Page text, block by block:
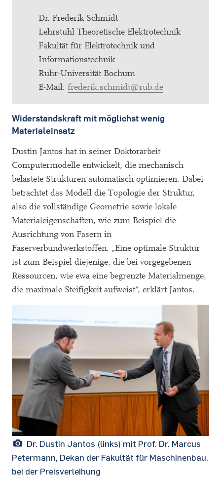
Dr. Frederik Schmidt
Lehrstuhl Theoretische Elektrotechnik
Fakultät für Elektrotechnik und
Informationstechnik
Ruhr-Universität Bochum
E-Mail: frederik.schmidt@rub.de
Widerstandskraft mit möglichst wenig
Materialeinsatz
Dustin Jantos hat in seiner Doktorarbeit
Computermodelle entwickelt, die mechanisch
belastete Strukturen automatisch optimieren. Dabei
betrachtet das Modell die Topologie der Struktur,
also die vollständige Geometrie sowie lokale
Materialeigenschaften, wie zum Beispiel die
Ausrichtung von Fasern in
Faserverbundwerkstoffen. „Eine optimale Struktur
ist zum Beispiel diejenige, die bei vorgegebenen
Ressourcen, wie ewa eine begrenzte Materialmenge,
die maximale Steifigkeit aufweist“, erklärt Jantos.
Dr. Dustin Jantos (links) mit Prof. Dr. Marcus
Petermann, Dekan der Fakultät für Maschinenbau,
bei der Preisverleihung